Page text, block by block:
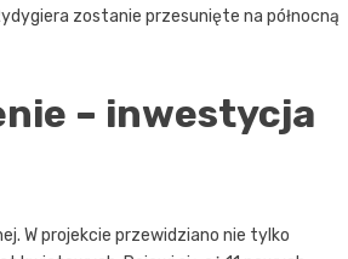
zostanie przesunięte na północną
– inwestycja
W projekcie przewidziano nie tylko